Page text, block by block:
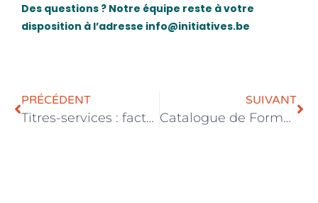
Des questions ? Notre équipe reste à votre
disposition à l’adresse info@initiatives.be
PRÉCÉDENT
Titres-services : facturation de frais supplémentaires, quelles règles suivre ?
SUIVANT
Catalogue de Formations InitiativES 2023